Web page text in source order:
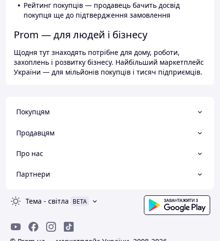
Рейтинг покупців — продавець бачить досвід
покупця ще до підтвердження замовлення
Prom — для людей і бізнесу
Щодня тут знаходять потрібне для дому, роботи,
захоплень і розвитку бізнесу. Найбільший маркетплейс
України — для мільйонів покупців і тисяч підприємців.
Покупцям
Продавцям
Про нас
Партнери
Тема - світла BETA